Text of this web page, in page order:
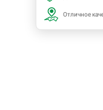
Отличное